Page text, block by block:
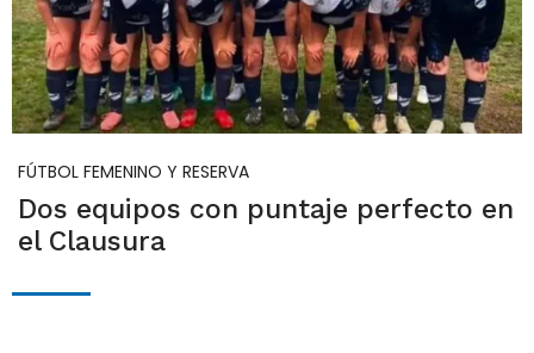
FÚTBOL FEMENINO Y RESERVA
Dos equipos con puntaje perfecto en
el Clausura